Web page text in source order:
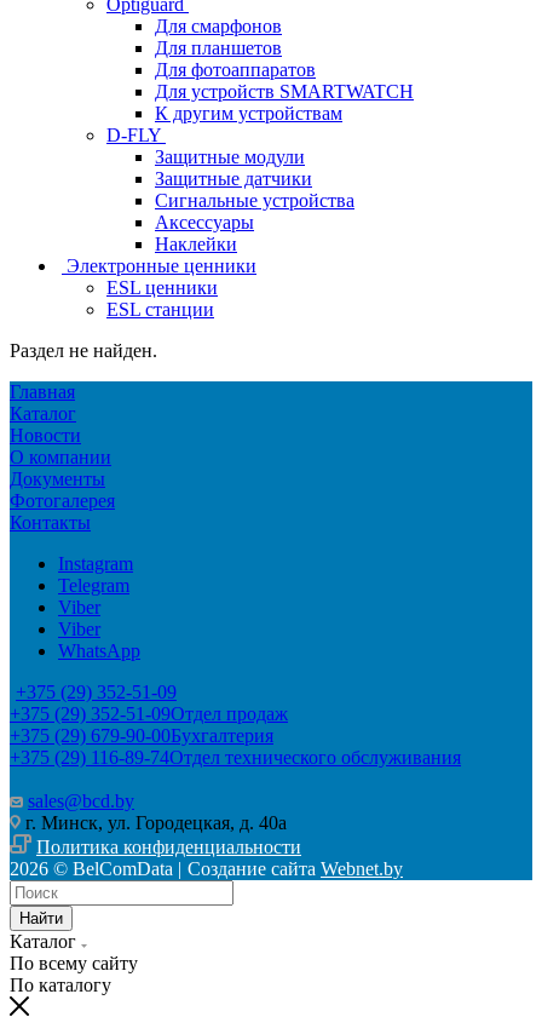
Для смарфонов
Для планшетов
Для фотоаппаратов
Для устройств SMARTWATCH
К другим устройствам
D-FLY
Защитные модули
Защитные датчики
Сигнальные устройства
Аксессуары
Наклейки
Электронные ценники
ESL ценники
ESL станции
Раздел не найден.
Главная
Каталог
Новости
О компании
Документы
Фотогалерея
Контакты
Instagram
Telegram
Viber
Viber
WhatsApp
+375 (29) 352-51-09
+375 (29) 352-51-09Отдел продаж
+375 (29) 679-90-00Бухгалтерия
+375 (29) 116-89-74Отдел технического обслуживания
sales@bcd.by
г. Минск, ул. Городецкая, д. 40а
Политика конфиденциальности
2026 © BelComData | Создание сайта Webnet.by
Найти
Каталог
По всему сайту
По каталогу